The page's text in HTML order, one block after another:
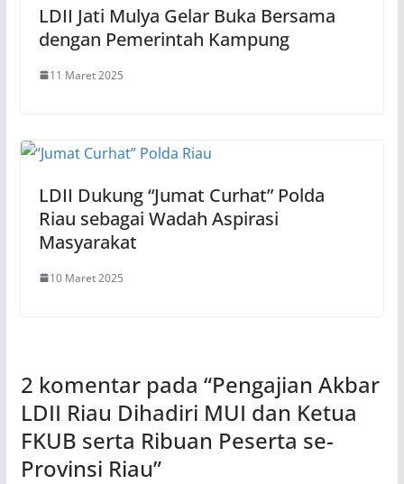
LDII Jati Mulya Gelar Buka Bersama
dengan Pemerintah Kampung
11 Maret 2025
LDII Dukung “Jumat Curhat” Polda
Riau sebagai Wadah Aspirasi
Masyarakat
10 Maret 2025
2 komentar pada “Pengajian Akbar
LDII Riau Dihadiri MUI dan Ketua
FKUB serta Ribuan Peserta se-
Provinsi Riau”